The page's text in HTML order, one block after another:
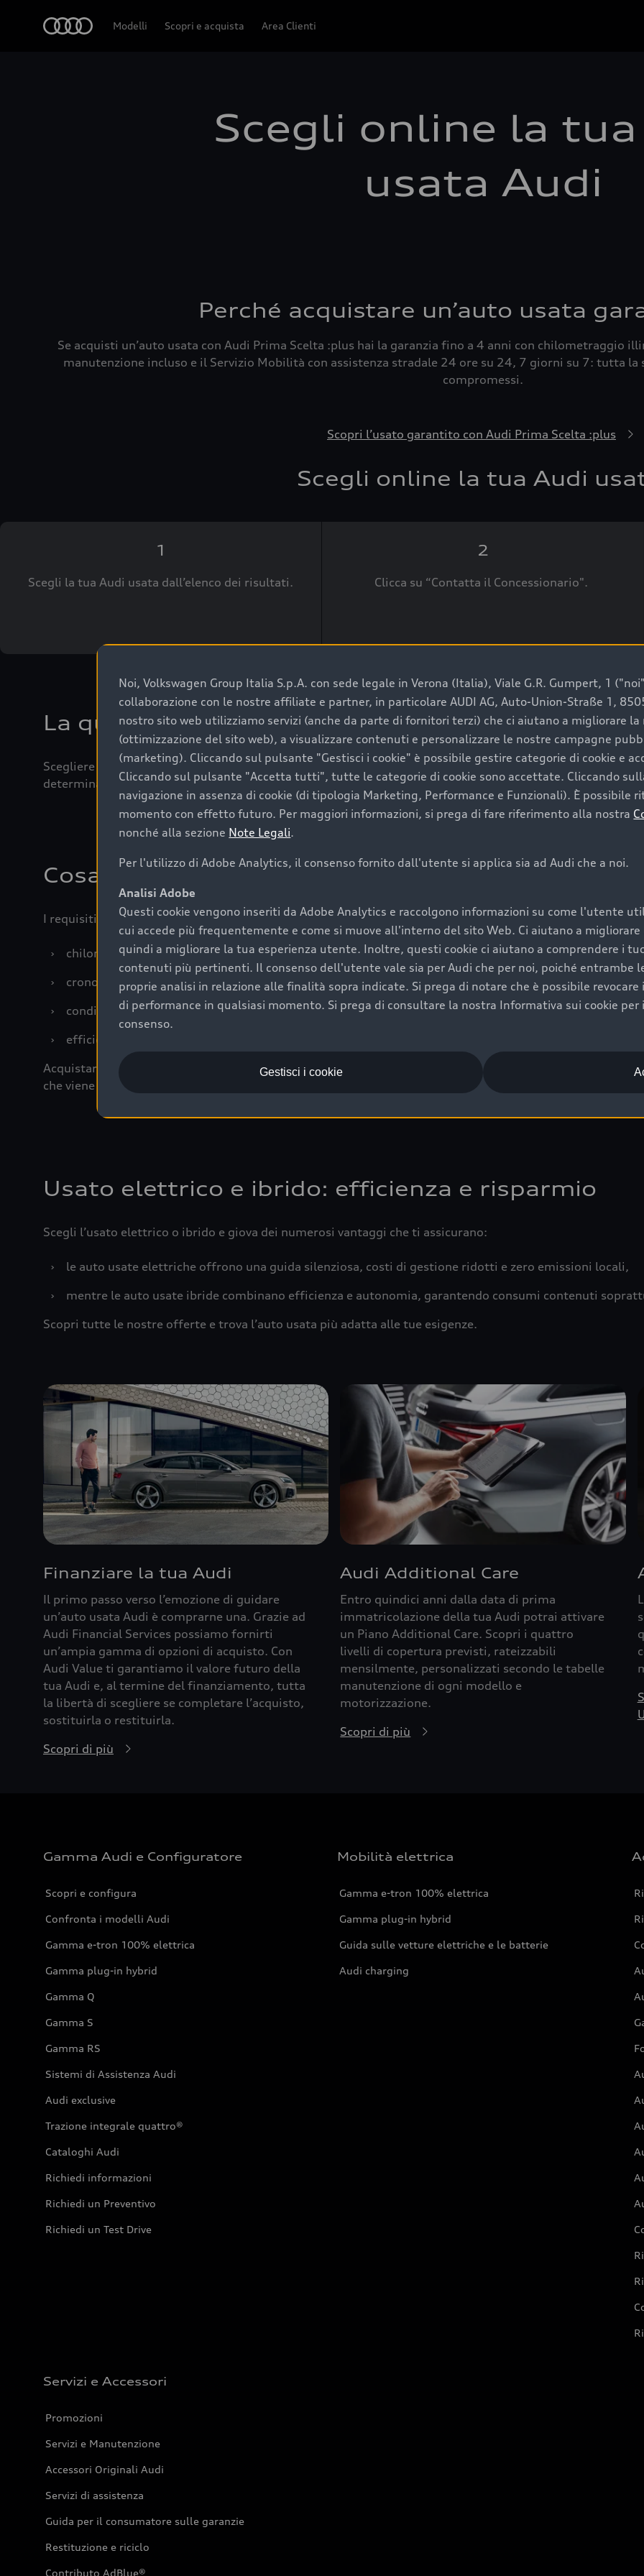
Modelli Scopri e acquista Area Clienti
Scegli online la
usata Audi
Perché acquistare un’auto usata
Se acquisti un’auto usata con Audi Prima Scelta :plus hai la garanzia fino a 4 anni con chilometraggio
manutenzione incluso e il Servizio Mobilità con assistenza stradale 24 ore su 24, 7 giorni su 7: tutta la
compromessi.
Scopri l’usato garantito con Audi Prima Scelta :plus
Scegli online la tua Audi
1
Scegli la tua Audi usata dall’elenco dei risultati.
2
Clicca su “Contatta il Concessionario".
La qualità di acquistare un’auto usata Audi
Scegliere un’auto usata è una decisione che coniuga convenienza, affidabilità e sostenibilità. Per fare un
determinanti come la garanzia inclusa e l’affidabilità del marchio. Audi offre l’auto usata perfetta tramite
Cosa sapere prima di acquistare la tua prossima
I requisiti fondamentali da considerare prima di acquistare un’auto usata, oltre al prezzo e all'aspetto,
›
chilometraggio: un valore contenuto corrisponde a uno stato migliore del veicolo e a una maggiore
›
cronologia dei tagliandi: una documentazione completa della vettura certifica una manutenzione
›
condizioni della carrozzeria e degli interni: una buona conservazione evidenzia cura e attenzione del
›
efficienza meccanica: motore, trasmissione e componenti principali in ottimo stato garantiscono
Acquistare un’auto usata in una Concessionaria ufficiale Audi che offre l’usato garantito tramite Audi
che viene sottoposto a 110 controlli approfonditi e coperto da garanzia fino a 4 anni per una maggiore
Usato elettrico e ibrido: efficienza e risparmio
Scegli l’usato elettrico o ibrido e giova dei numerosi vantaggi che ti assicurano:
›
le auto usate elettriche offrono una guida silenziosa, costi di gestione ridotti e zero emissioni locali,
›
mentre le auto usate ibride combinano efficienza e autonomia, garantendo consumi contenuti
Scopri tutte le nostre offerte e trova l’auto usata più adatta alle tue esigenze.
Finanziare la tua Audi
Il primo passo verso l’emozione di guidare
un’auto usata Audi è comprarne una. Grazie ad
Audi Financial Services possiamo fornirti
un’ampia gamma di opzioni di acquisto. Con
Audi Value ti garantiamo il valore futuro della
tua Audi e, al termine del finanziamento, tutta
la libertà di scegliere se completare l’acquisto,
sostituirla o restituirla.
Scopri di più
Audi Additional Care
Entro quindici anni dalla data di prima
immatricolazione della tua Audi potrai attivare
un Piano Additional Care. Scopri i quattro
livelli di copertura previsti, rateizzabili
mensilmente, personalizzati secondo le tabelle
manutenzione di ogni modello e
motorizzazione.
Scopri di più
Gamma Audi e Configuratore
Scopri e configura
Confronta i modelli Audi
Gamma e-tron 100% elettrica
Gamma plug-in hybrid
Gamma Q
Gamma S
Gamma RS
Sistemi di Assistenza Audi
Audi exclusive
Trazione integrale quattro®
Cataloghi Audi
Richiedi informazioni
Richiedi un Preventivo
Richiedi un Test Drive
Mobilità elettrica
Gamma e-tron 100% elettrica
Gamma plug-in hybrid
Guida sulle vetture elettriche e le batterie
Audi charging
Servizi e Accessori
Promozioni
Servizi e Manutenzione
Accessori Originali Audi
Servizi di assistenza
Guida per il consumatore sulle garanzie
Restituzione e riciclo
Contributo AdBlue®
Noi, Volkswagen Group Italia S.p.A. con sede legale in Verona (Italia), Viale G.R. Gumpert, 1
collaborazione con le nostre affiliate e partner, in particolare AUDI AG, Auto-Union-Straße 1,
nostro sito web utilizziamo servizi (anche da parte di fornitori terzi) che ci aiutano a migliorare la
(ottimizzazione del sito web), a visualizzare contenuti e personalizzare le nostre campagne
(marketing). Cliccando sul pulsante "Gestisci i cookie" è possibile gestire categorie di cookie e
Cliccando sul pulsante "Accetta tutti", tutte le categorie di cookie sono accettate. Cliccando
navigazione in assenza di cookie (di tipologia Marketing, Performance e Funzionali). È possibile
momento con effetto futuro. Per maggiori informazioni, si prega di fare riferimento alla nostra
nonché alla sezione Note Legali.
Per l'utilizzo di Adobe Analytics, il consenso fornito dall'utente si applica sia ad Audi che a noi.
Analisi Adobe
Questi cookie vengono inseriti da Adobe Analytics e raccolgono informazioni su come l'utente
cui accede più frequentemente e come si muove all'interno del sito Web. Ci aiutano a
quindi a migliorare la tua esperienza utente. Inoltre, questi cookie ci aiutano a comprendere i
contenuti più pertinenti. Il consenso dell'utente vale sia per Audi che per noi, poiché entrambe
proprie analisi in relazione alle finalità sopra indicate. Si prega di notare che è possibile
di performance in qualsiasi momento. Si prega di consultare la nostra Informativa sui cookie per
consenso.
Gestisci i cookie